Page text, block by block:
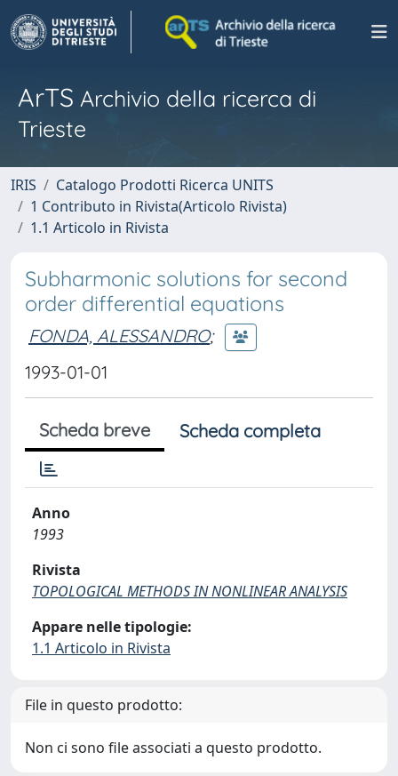
ArTS Archivio della ricerca di
Trieste
IRIS
Catalogo Prodotti Ricerca UNITS
1 Contributo in Rivista(Articolo Rivista)
1.1 Articolo in Rivista
Subharmonic solutions for second
order differential equations
FONDA, ALESSANDRO;
1993-01-01
Scheda breve Scheda completa
Anno
1993
Rivista
TOPOLOGICAL METHODS IN NONLINEAR ANALYSIS
Appare nelle tipologie:
1.1 Articolo in Rivista
File in questo prodotto:
Non ci sono file associati a questo prodotto.